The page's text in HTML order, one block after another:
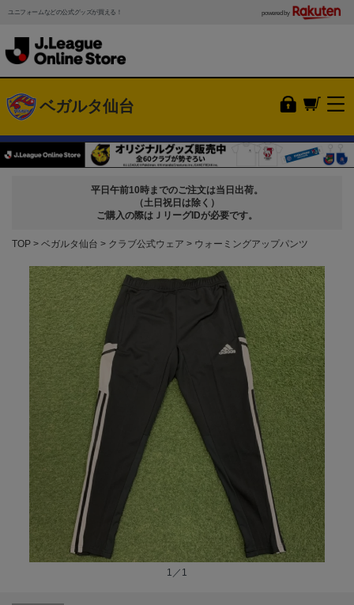
ユニフォームなどの公式グッズが買える！ powered by
ベガルタ仙台
平日午前10時までのご注文は当日出荷。
（土日祝日は除く）
ご購入の際はＪリーグIDが必要です。
TOP ベガルタ仙台 クラブ公式ウェア ウォーミングアップパンツ
1／1